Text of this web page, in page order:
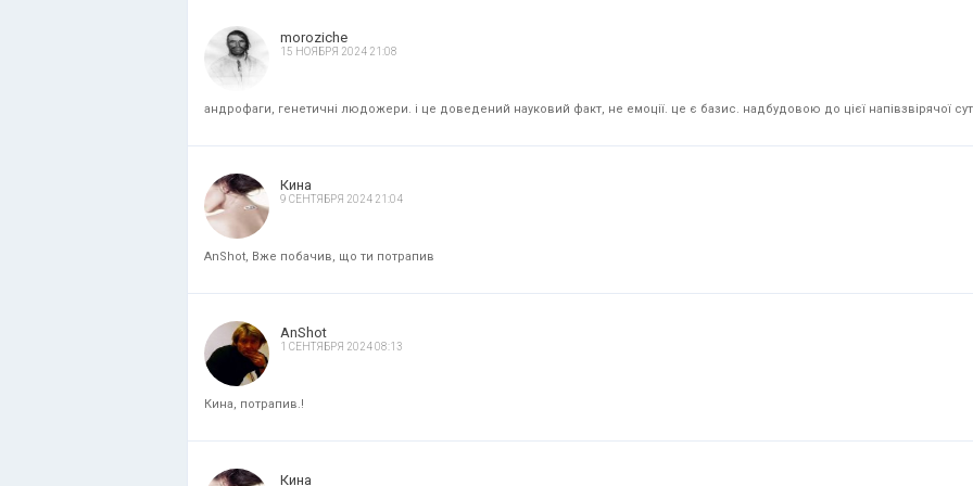
moroziche
15 НОЯБРЯ 2024 21:08
андрофаги, генетичні людожери. і це доведений науковий факт, не емоції. це є базис. надбудовою до цієї напівзвірячої
Кина
9 СЕНТЯБРЯ 2024 21:04
AnShot, Вже побачив, що ти потрапив
AnShot
1 СЕНТЯБРЯ 2024 08:13
Кина, потрапив.!
Кина